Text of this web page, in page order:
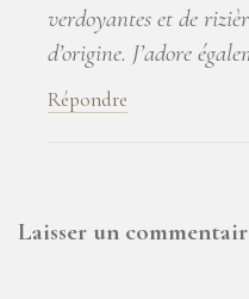
verdoyantes et de
d’origine. J’adore
Répondre
Laisser un